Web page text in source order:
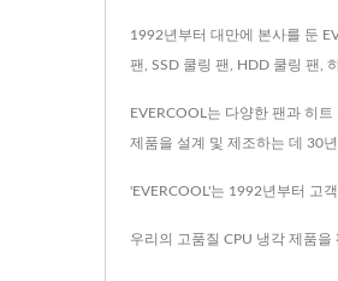
1992년부터 대만에 본사를 둔
팬, SSD 쿨링 팬, HDD 쿨링 팬,
EVERCOOL는 다양한 팬과 히
제품을 설계 및 제조하는 데 30
'EVERCOOL'는 1992년부터 고
우리의 고품질 CPU 냉각 제품을